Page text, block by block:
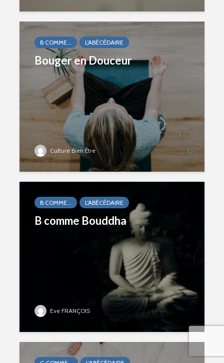
B COMME... L'ABÉCÉDAIRE
Bouger en Douceur
Culture Bien Être
B COMME... L'ABÉCÉDAIRE
B comme Bouddha
Eve FRANÇOIS